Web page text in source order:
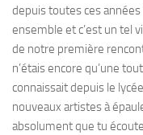
depuis toutes ces
ensemble et c’est un tel
de notre première
n’étais encore qu’une
connaissait depuis le
nouveaux artistes à
absolument que tu